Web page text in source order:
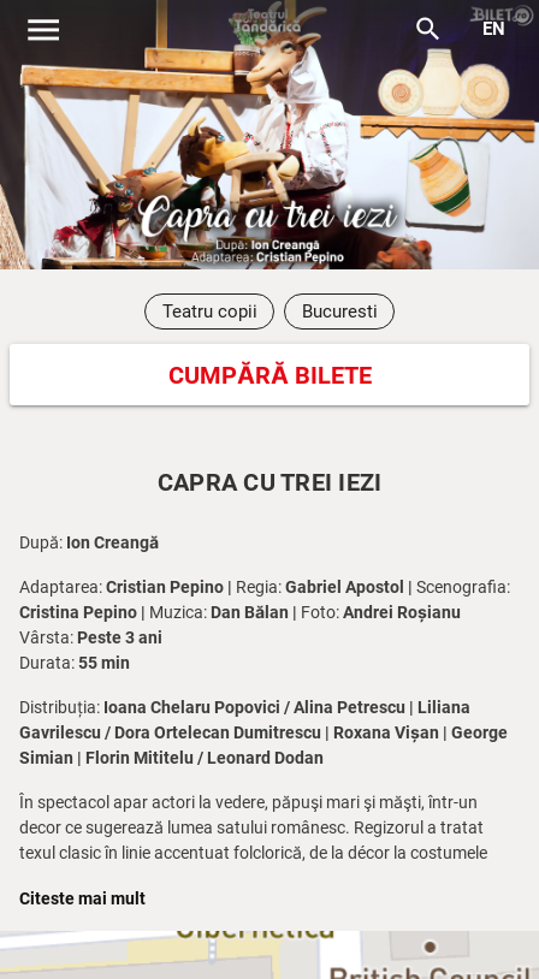
menu search EN
Teatru copii Bucuresti
CUMPĂRĂ BILETE
CAPRA CU TREI IEZI
După: Ion Creangă
Adaptarea:Cristian Pepino | Regia:Gabriel Apostol | Scenografia:
Cristina Pepino | Muzica: Dan Bălan | Foto:Andrei Roșianu
Vârsta: Peste 3 ani
Durata:55 min
Distribuția: Ioana Chelaru Popovici / Alina Petrescu | Liliana
Gavrilescu / Dora Ortelecan Dumitrescu | Roxana Vișan | George
Simian | Florin Mititelu / Leonard Dodan
În spectacol apar actori la vedere, păpuşi mari şi măşti, într-un
decor ce sugerează lumea satului românesc. Regizorul a tratat
texul clasic în linie accentuat folclorică, de la décor la costumele
Este un mod de a ne aduce aminte de rădăcini.
Citeste mai mult